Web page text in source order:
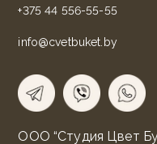
+375 44 556-55-55
info@cvetbuket.by
ООО “Студия Цвет